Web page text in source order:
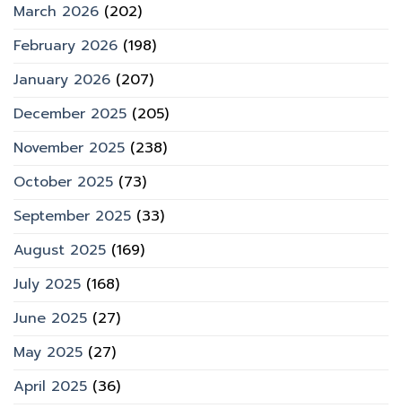
March 2026 (202)
February 2026 (198)
January 2026 (207)
December 2025 (205)
November 2025 (238)
October 2025 (73)
September 2025 (33)
August 2025 (169)
July 2025 (168)
June 2025 (27)
May 2025 (27)
April 2025 (36)